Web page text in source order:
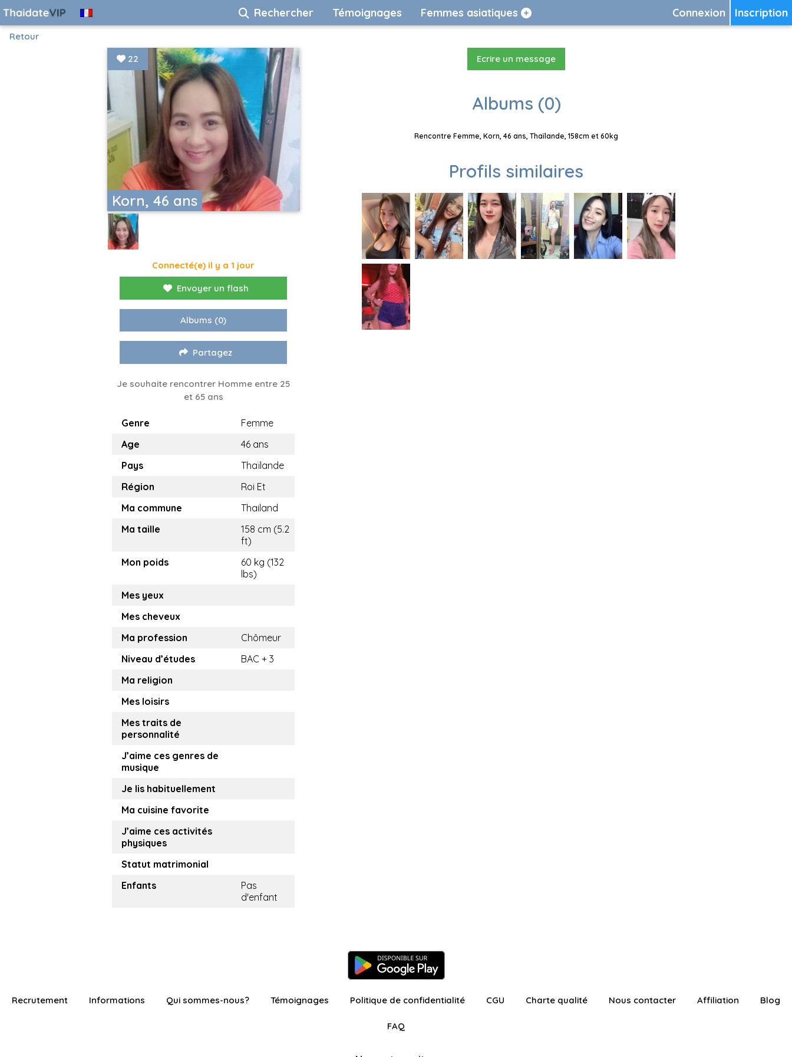
Inscription
Connexion
Rechercher Témoignages Femmes asiatiques
Retour
Korn, 46 ans
22
Connecté(e) il y a 1 jour
Envoyer un flash
Albums (0)
Partagez
Je souhaite rencontrer Homme entre 25
et 65 ans
Genre
Femme
Age
46 ans
Pays
Thaïlande
Région
Roi Et
Ma commune
Thailand
Ma taille
158 cm (5.2
ft)
Mon poids
60 kg (132
lbs)
Mes yeux
Mes cheveux
Ma profession
Chômeur
Niveau d’études
BAC + 3
Ma religion
Mes loisirs
Mes traits de
personnalité
J’aime ces genres de
musique
Je lis habituellement
Ma cuisine favorite
J’aime ces activités
physiques
Statut matrimonial
Enfants
Pas
d'enfant
Ecrire un message
Albums (0)
Rencontre Femme, Korn, 46 ans, Thaïlande, 158cm et 60kg
Profils similaires
Recrutement Informations Qui sommes-nous? Témoignages Politique de confidentialité CGU Charte qualité Nous contacter Affiliation Blog
FAQ